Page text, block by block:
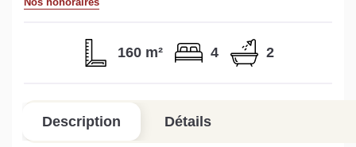
160 m² 4 2
Description Détails